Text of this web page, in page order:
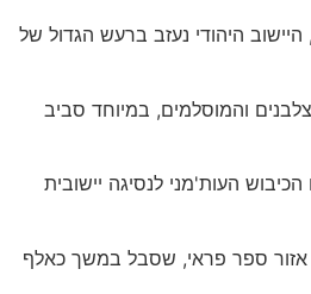
היישוב היהודי נעזב ברעש הגדול של
והמוסלמים, במיוחד סביב
העות'מני לנסיגה יישובית
אזור ספר פראי, שסבל במשך כאלף